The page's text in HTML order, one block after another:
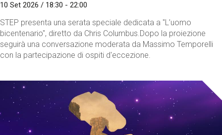
10 Set 2026 / 18:30 - 22:00
STEP presenta una serata speciale dedicata a "L’uomo
bicentenario", diretto da Chris Columbus.Dopo la proiezione
seguirà una conversazione moderata da Massimo Temporelli
con la partecipazione di ospiti d'eccezione.